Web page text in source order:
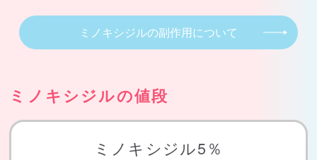
ミノキシジルの副作用について
ミノキシジルの値段
ミノキシジル5％